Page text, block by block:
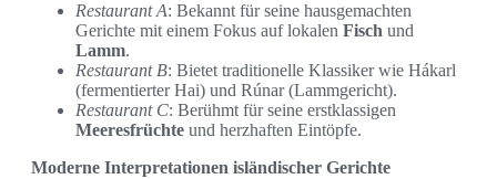
Restaurant A: Bekannt für seine hausgemachten
Gerichte mit einem Fokus auf lokalen Fisch und
Lamm.
Restaurant B: Bietet traditionelle Klassiker wie Hákarl
(fermentierter Hai) und Rúnar (Lammgericht).
Restaurant C: Berühmt für seine erstklassigen
Meeresfrüchte und herzhaften Eintöpfe.
Moderne Interpretationen isländischer Gerichte